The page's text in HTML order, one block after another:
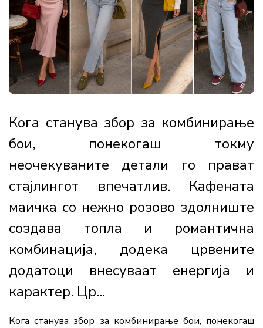
Кога станува збор за комбинирање
бои, понекогаш токму
неочекуваните детали го прават
стајлингот впечатлив. Кафената
маичка со нежно розово здолниште
создава топла и романтична
комбинација, додека црвените
додатоци внесуваат енергија и
карактер. Цр...
Кога станува збор за комбинирање бои, понекогаш